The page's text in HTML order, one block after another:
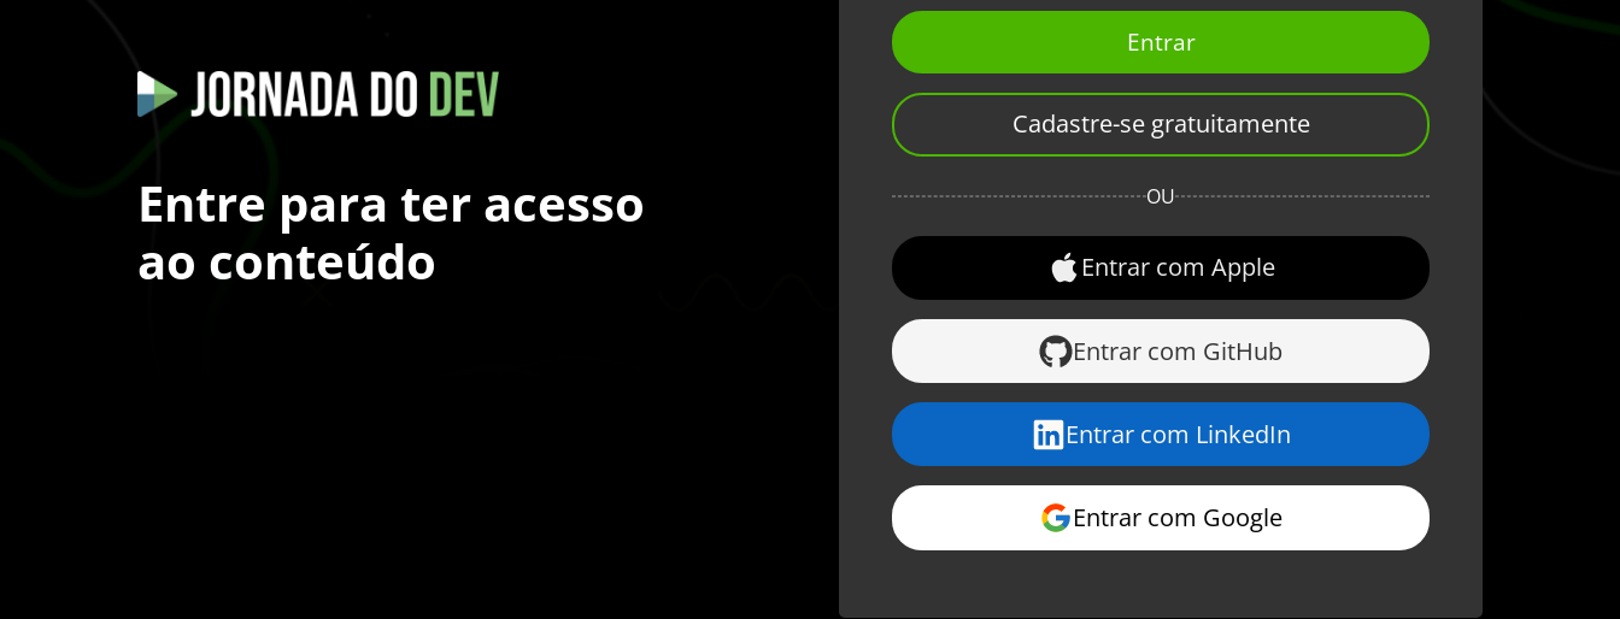
Entre para ter acesso
ao conteúdo
Entrar
Cadastre-se gratuitamente
OU
Entrar com Apple
Entrar com GitHub
Entrar com LinkedIn
Entrar com Google